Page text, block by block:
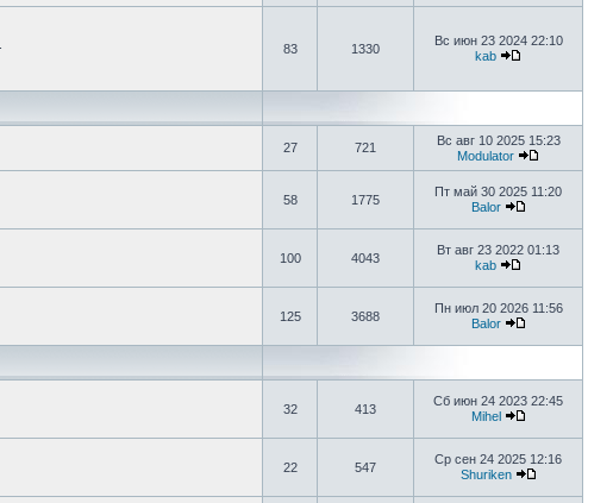
83 1330
Вс июн 23 2024 22:10
kab
27 721
Вс авг 10 2025 15:23
Modulator
58 1775
Пт май 30 2025 11:20
Balor
100 4043
Вт авг 23 2022 01:13
kab
125 3688
Пн июл 20 2026 11:56
Balor
32 413
Сб июн 24 2023 22:45
Mihel
22 547
Ср сен 24 2025 12:16
Shuriken